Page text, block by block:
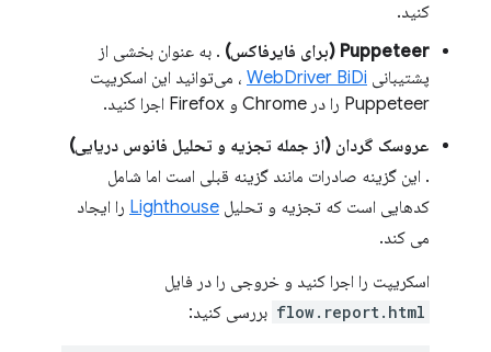
کنید.
Puppeteer (برای فایرفاکس)
. به عنوان بخشی از
پشتیبانی WebDriver BiDi ، می‌توانید این اسکریپت
Puppeteer را در Chrome و Firefox اجرا کنید.
عروسک گردان (از جمله تجزیه و تحلیل فانوس دریایی)
. این گزینه صادرات مانند گزینه قبلی است اما شامل
کدهایی است که تجزیه و تحلیل Lighthouse را ایجاد
می کند.
اسکریپت را اجرا کنید و خروجی را در فایل
flow.report.html بررسی کنید: